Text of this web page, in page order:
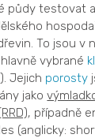
půdy testovat
To jsou v
vybrané
Jejich porosty
jako
, případně
(anglicky: